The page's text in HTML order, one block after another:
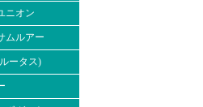
ニオン
ムルアー
ータス)